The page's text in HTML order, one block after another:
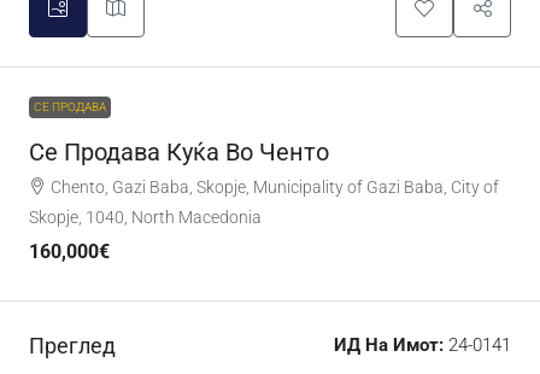
СЕ ПРОДАВА
Се Продава Куќа Во Ченто
Chento, Gazi Baba, Skopje, Municipality of Gazi Baba, City of
Skopje, 1040, North Macedonia
160,000€
Преглед ИД На Имот: 24-0141